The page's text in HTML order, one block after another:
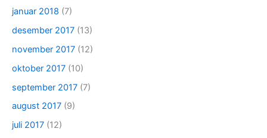
januar 2018 (7)
desember 2017 (13)
november 2017 (12)
oktober 2017 (10)
september 2017 (7)
august 2017 (9)
juli 2017 (12)